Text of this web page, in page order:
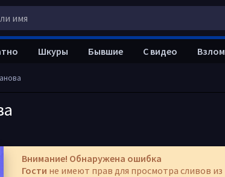
Внимание! Обнаружена ошибка
Гости не имеют прав для просмотра сливов из
Шкуры Бывшие С видео